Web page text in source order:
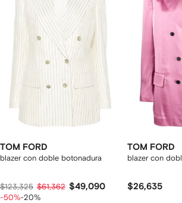
TOM FORD
blazer con doble botonadura
$123,325 $61,362 $49,090
-50%-20%
TOM FORD
blazer con
$26,635